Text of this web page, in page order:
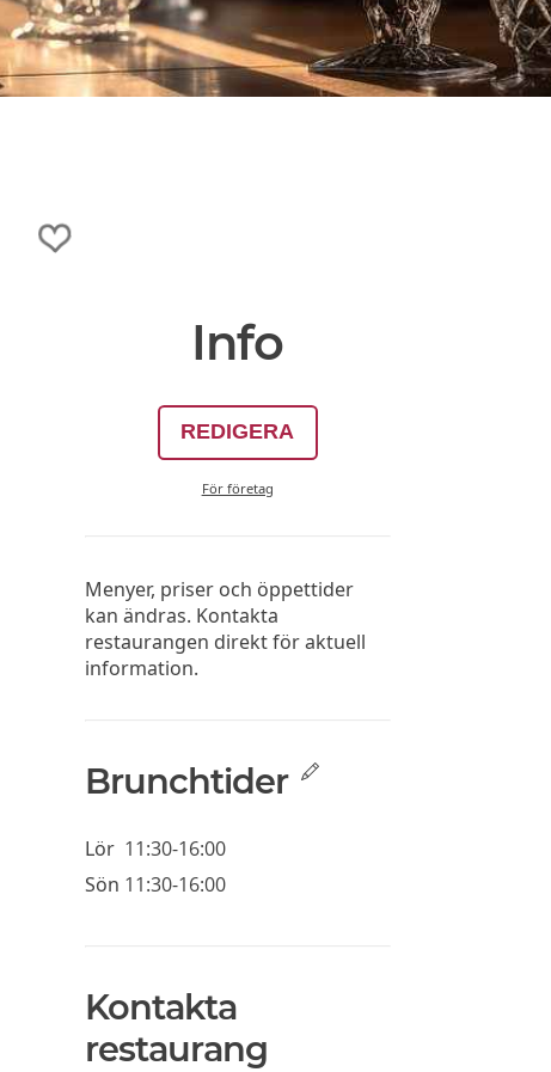
Info
REDIGERA
För företag
Menyer, priser och öppettider
kan ändras. Kontakta
restaurangen direkt för aktuell
information.
Brunchtider
Lör 11:30-16:00
Sön 11:30-16:00
Kontakta
restaurang